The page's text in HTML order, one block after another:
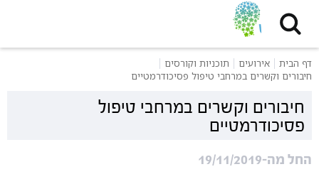
דף הבית אירועים
תוכניות וקורסים
חיבורים וקשרים במרחבי טיפול פסיכודרמטיים
חיבורים וקשרים במרחבי טיפול
פסיכודרמטיים
החל מה-19/11/2019